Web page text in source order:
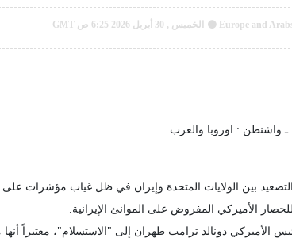
Europe and الخميس , 30 أبريل 2026 6:25 ص GMT
واشنطن : اوروبا والعرب
بين الولايات المتحدة وإيران في ظل غياب مؤشرات على
الأميركي المفروض على الموانئ الإيرانية.
الأميركي دونالد ترامب طهران إلى "الاستسلام"،